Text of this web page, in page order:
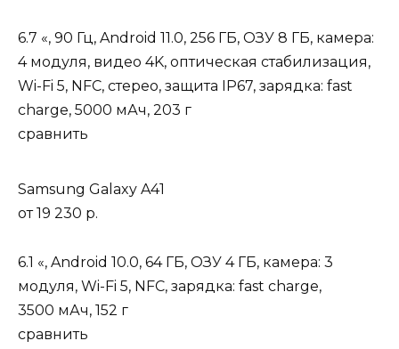
6.7 «, 90 Гц, Android 11.0, 256 ГБ, ОЗУ 8 ГБ, камера:
4 модуля, видео 4K, оптическая стабилизация,
Wi-Fi 5, NFC, стерео, защита IP67, зарядка: fast
charge, 5000 мАч, 203 г
сравнить
Samsung Galaxy A41
от19 230 р.
6.1 «, Android 10.0, 64 ГБ, ОЗУ 4 ГБ, камера: 3
модуля, Wi-Fi 5, NFC, зарядка: fast charge,
3500 мАч, 152 г
сравнить